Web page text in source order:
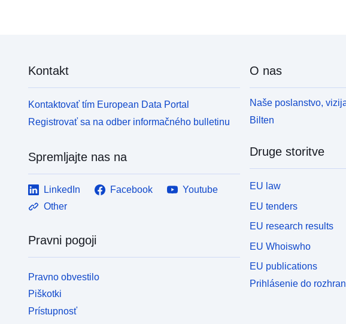
Kontakt
Kontaktovať tím European Data Portal
Registrovať sa na odber informačného bulletinu
Spremljajte nas na
LinkedIn Facebook
Youtube
Other
Pravni pogoji
Pravno obvestilo
Piškotki
Prístupnosť
O nas
Naše poslanstvo,
Bilten
Druge storitve
EU law
EU tenders
EU research results
EU Whoiswho
EU publications
Prihlásenie do